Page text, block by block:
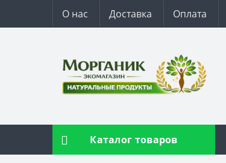
О нас Доставка Оплата
Каталог товаров